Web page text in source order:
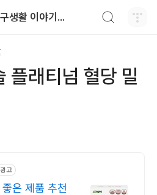
생활 이야기...
플래티넘 혈당 밀
광고
은 제품 추천